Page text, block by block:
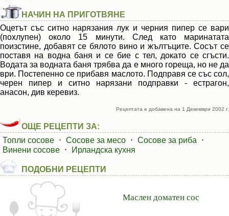
НАЧИН НА ПРИГОТВЯНЕ
Оцетът със ситно нарязания лук и черния пипер се вари
(похлупен) около 15 минути. След като маринатата
поизстине, добавят се бялото вино и жълтъците. Сосът се
поставя на водна баня и се бие с тел, докато се сгъсти.
Водата за водната баня трябва да е много гореща, но не да
ври. Постепенно се прибавя маслото. Подправя се със сол,
черен пипер и ситно нарязани подправки - естрагон,
анасон, див керевиз.
Рецептата е добавена на 1 Декември 2002 г.
ОЩЕ РЕЦЕПТИ ЗА:
Топли сосове ⋅ Сосове за месо ⋅ Сосове за риба
⋅
Винени сосове ⋅ Ирландска кухня
ПОДОБНИ РЕЦЕПТИ
Маслен доматен сос